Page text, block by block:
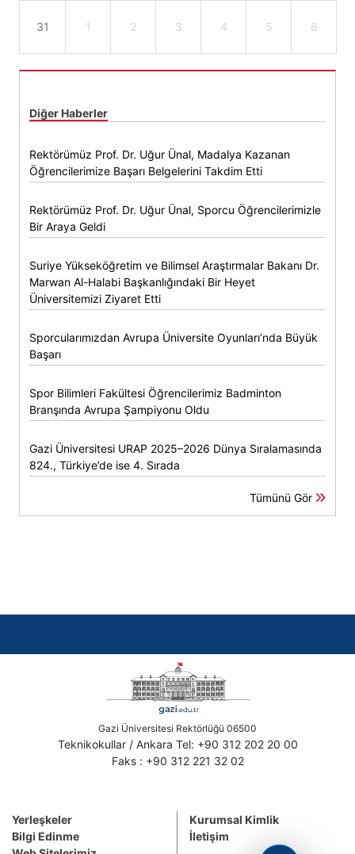
31 1 2 3 4 5 6
Diğer Haberler
Rektörümüz Prof. Dr. Uğur Ünal, Madalya Kazanan
Öğrencilerimize Başarı Belgelerini Takdim Etti
Rektörümüz Prof. Dr. Uğur Ünal, Sporcu Öğrencilerimizle
Bir Araya Geldi
Suriye Yükseköğretim ve Bilimsel Araştırmalar Bakanı Dr.
Marwan Al-Halabi Başkanlığındaki Bir Heyet
Üniversitemizi Ziyaret Etti
Sporcularımızdan Avrupa Üniversite Oyunları’nda Büyük
Başarı
Spor Bilimleri Fakültesi Öğrencilerimiz Badminton
Branşında Avrupa Şampiyonu Oldu
Gazi Üniversitesi URAP 2025–2026 Dünya Sıralamasında
824., Türkiye’de ise 4. Sırada
Tümünü Gör
Gazi Üniversitesi Rektörlüğü 06500
Teknikokullar / Ankara Tel: +90 312 202 20 00
Faks : +90 312 221 32 02
Yerleşkeler
Bilgi Edinme
Kurumsal Kimlik
İletişim